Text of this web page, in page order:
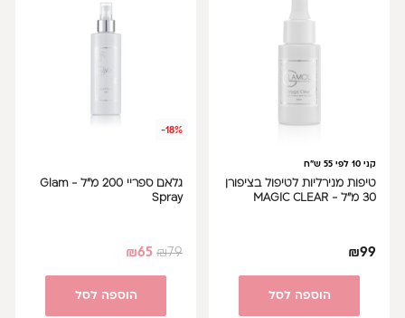
קני 10 לפי 55 ש"ח
טיפות מנירליות לטיפול בציפורן
30 מ"ל - MAGIC CLEAR
₪99
הוספה לסל
-18%
גלאם ספריי 200 מ"ל - Glam
Spray
₪79
₪65
הוספה לסל